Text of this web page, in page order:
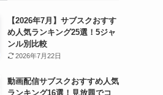
【2026年7月】サブスクおすす
め人気ランキング25選！5ジャ
ンル別比較
2026年7月22日
動画配信サブスクおすすめ人気
ランキング16選！見放題でコ